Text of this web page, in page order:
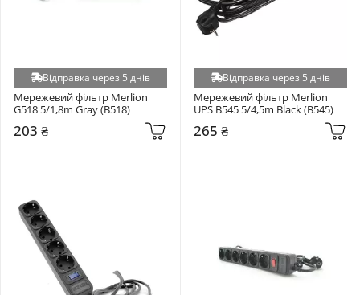
Відправка через 5 днів
Мережевий фільтр Merlion
G518 5/1,8m Gray (B518)
203 ₴
Відправка через 5 днів
Мережевий фільтр Merlion
UPS B545 5/4,5m Black (B545)
265 ₴